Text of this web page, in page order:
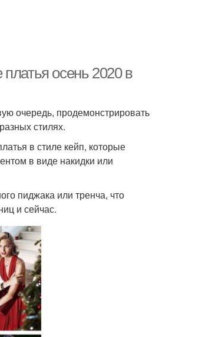
осень 2020 в
очередь, продемонстрировать
стилях.
в стиле кейп, которые
в виде накидки или
пиджака или тренча, что
и сейчас.